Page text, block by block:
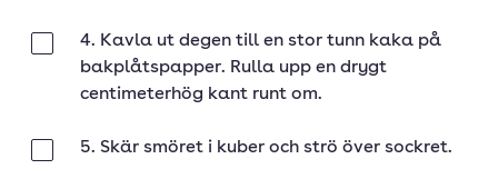
4. Kavla ut degen till en stor tunn kaka på
bakplåtspapper. Rulla upp en drygt
centimeterhög kant runt om.
5. Skär smöret i kuber och strö över sockret.